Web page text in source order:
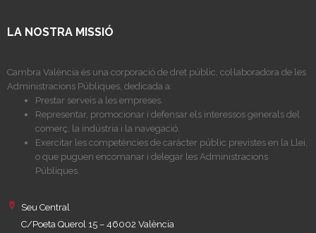
LA NOSTRA MISSIÓ
Cambra València és una corporació de dret públic, col·laboradora de les
Administracions Públiques, dedicada a:
Prestar serveis a les empreses.
Representar, promocionar i defensar els interessos generals del
comerç, la indústria i la navegació.
Exercitar les competències de caràcter públic previstes en la Llei,
o que puguen encomanar i delegar les Administracions
Públiques.
Seu Central
C/Poeta Querol 15 – 46002 València